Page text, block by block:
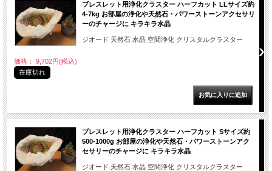
ブレスレット用浄化クラスター ハーフカット LLサイズ約
4-7kg お部屋の浄化や天然石・パワーストーンアクセサリ
ーのチャージに キラキラ水晶
ジオード 天然石 水晶 空間浄化 クリスタルクラスター
価格： 9,702円(税込)
在庫切れ
ブレスレット用浄化クラスター ハーフカット Sサイズ約
500-1000g お部屋の浄化や天然石・パワーストーンアク
セサリーのチャージに キラキラ水晶
ジオード 天然石 水晶 空間浄化 クリスタルクラスター